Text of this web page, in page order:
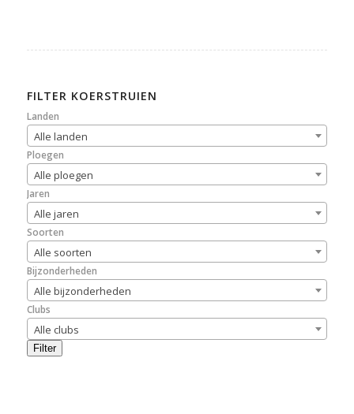
FILTER KOERSTRUIEN
Landen
Alle landen
Ploegen
Alle ploegen
Jaren
Alle jaren
Soorten
Alle soorten
Bijzonderheden
Alle bijzonderheden
Clubs
Alle clubs
Filter